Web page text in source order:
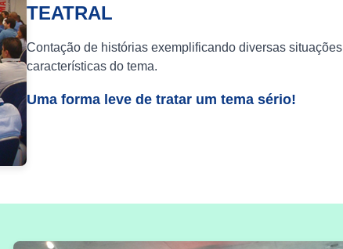
TEATRAL
Contação de histórias exemplificando diversas situações
características do tema.
Uma forma leve de tratar um tema sério!